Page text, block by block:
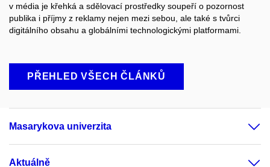
v média je křehká a sdělovací prostředky soupeří o pozornost
publika i příjmy z reklamy nejen mezi sebou, ale také s tvůrci
digitálního obsahu a globálními technologickými platformami.
PŘEHLED VŠECH ČLÁNKŮ
Masarykova univerzita
Aktuálně